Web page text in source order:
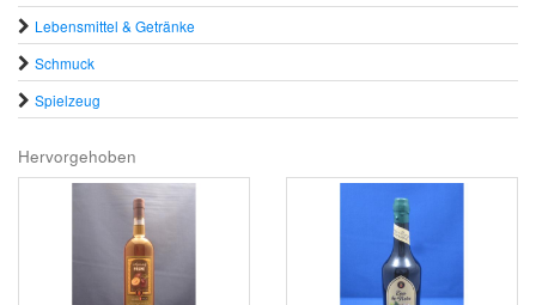
Lebensmittel & Getränke
Schmuck
Spielzeug
Hervorgehoben